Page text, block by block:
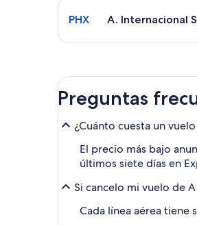
Seleccionar vuelo a A.
PHX A. Internacional
Preguntas
¿Cuánto cuesta un
El precio más bajo
últimos siete días en
Si cancelo mi vuelo de
Cada línea aérea tiene